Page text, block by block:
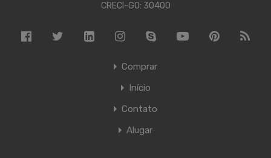
CRECI-GO: 30400
Comprar
Início
Contato
Alugar